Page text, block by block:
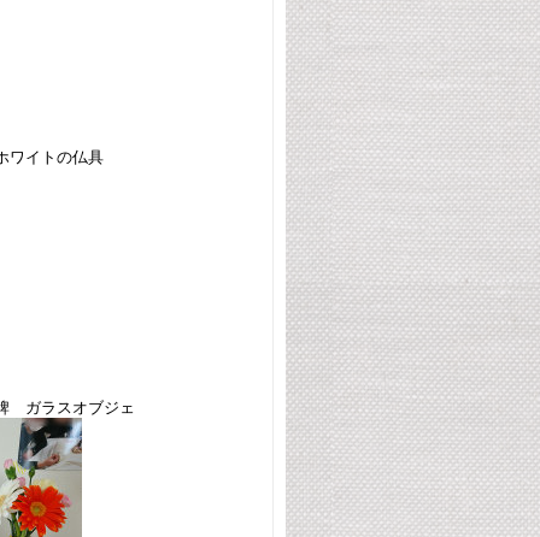
イトの仏具
ガラスオブジェ